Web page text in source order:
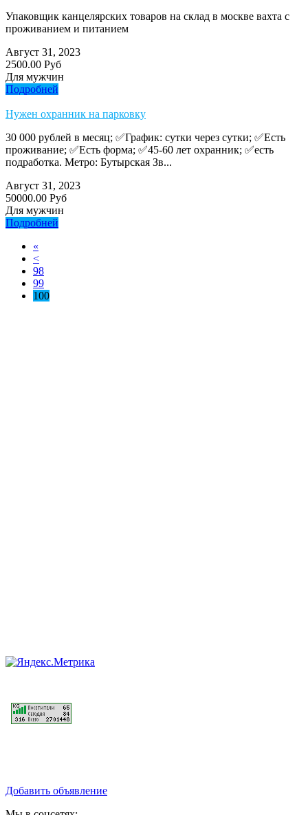
Упаковщик канцелярских товаров на склад в москве вахта с
проживанием и питанием
Август 31, 2023
2500.00 Руб
Для мужчин
Подробней
Нужен охранник на парковку
30 000 рублей в месяц; ✅График: сутки через сутки; ✅Есть
проживание; ✅Есть форма; ✅45-60 лет охранник; ✅есть
подработка. Метро: Бутырская Зв...
Август 31, 2023
50000.00 Руб
Для мужчин
Подробней
«
<
98
99
100
Добавить объявление